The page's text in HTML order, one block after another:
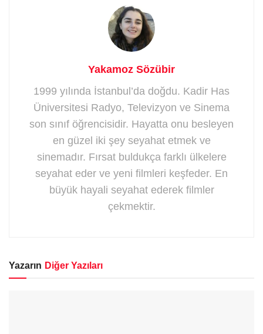
Yakamoz Sözübir
1999 yılında İstanbul’da doğdu. Kadir Has
Üniversitesi Radyo, Televizyon ve Sinema
son sınıf öğrencisidir. Hayatta onu besleyen
en güzel iki şey seyahat etmek ve
sinemadır. Fırsat buldukça farklı ülkelere
seyahat eder ve yeni filmleri keşfeder. En
büyük hayali seyahat ederek filmler
çekmektir.
Yazarın Diğer Yazıları